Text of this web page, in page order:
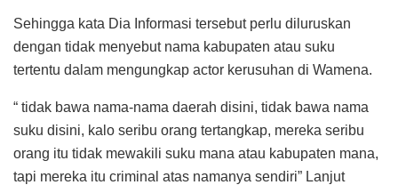
Sehingga kata Dia Informasi tersebut perlu diluruskan
dengan tidak menyebut nama kabupaten atau suku
tertentu dalam mengungkap actor kerusuhan di Wamena.
“ tidak bawa nama-nama daerah disini, tidak bawa nama
suku disini, kalo seribu orang tertangkap, mereka seribu
orang itu tidak mewakili suku mana atau kabupaten mana,
tapi mereka itu criminal atas namanya sendiri” Lanjut